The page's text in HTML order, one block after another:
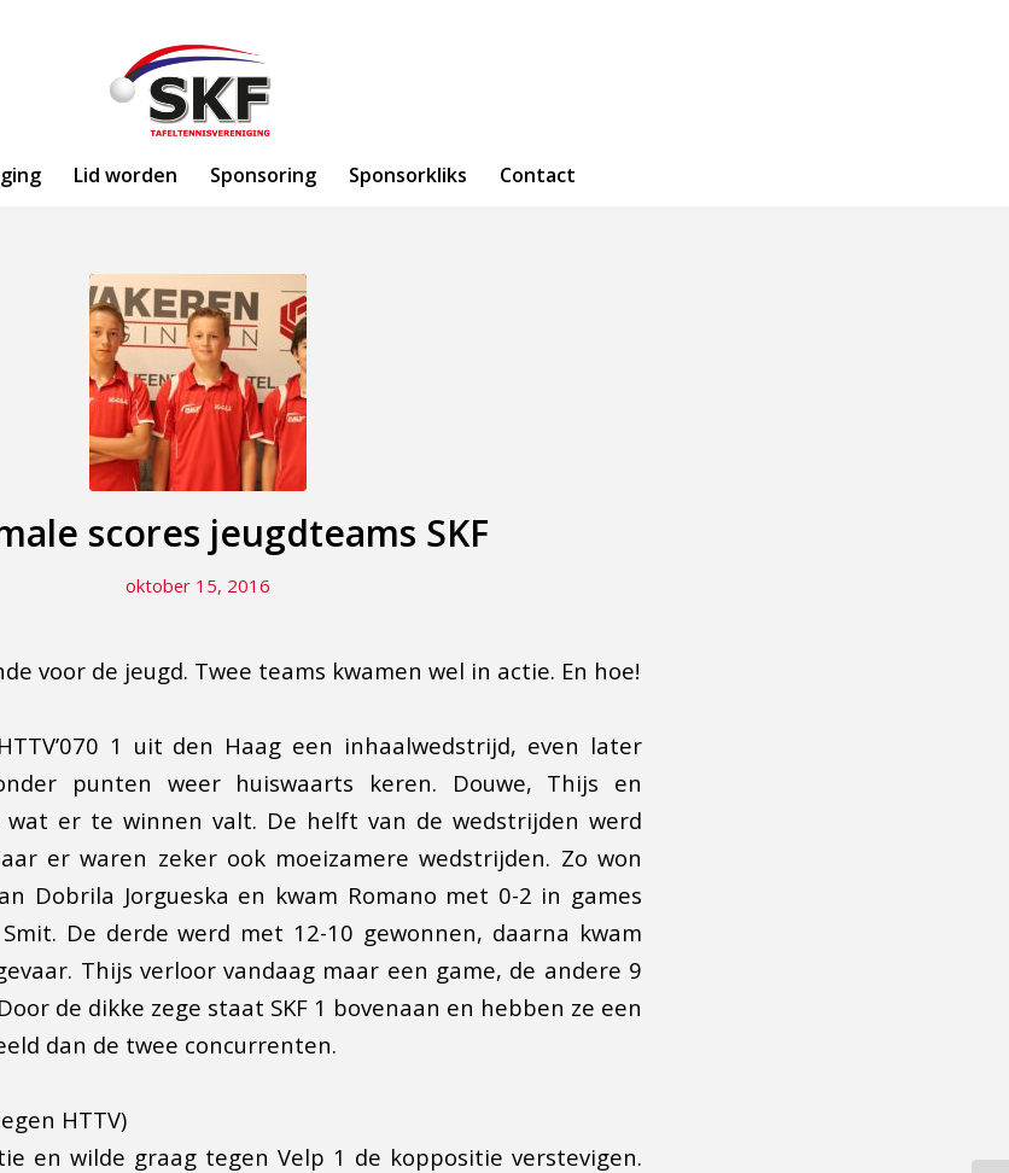
Lid worden Sponsoring Sponsorkliks Contact
scores jeugdteams SKF
oktober 15, 2016
voor de jeugd. Twee teams kwamen wel in actie. En hoe!
1 uit den Haag een inhaalwedstrijd, even later
punten weer huiswaarts keren. Douwe, Thijs en
wat er te winnen valt. De helft van de wedstrijden werd
er waren zeker ook moeizamere wedstrijden. Zo won
Dobrila Jorgueska en kwam Romano met 0-2 in games
De derde werd met 12-10 gewonnen, daarna kwam
Thijs verloor vandaag maar een game, de andere 9
de dikke zege staat SKF 1 bovenaan en hebben ze een
dan de twee concurrenten.
HTTV)
en wilde graag tegen Velp 1 de koppositie verstevigen.